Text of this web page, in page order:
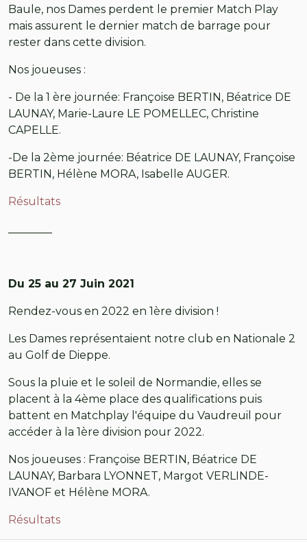
Baule, nos Dames perdent le premier Match Play
mais assurent le dernier match de barrage pour
rester dans cette division.
Nos joueuses :
- De la 1 ère journée: Françoise BERTIN, Béatrice DE
LAUNAY, Marie-Laure LE POMELLEC, Christine
CAPELLE.
-De la 2ème journée: Béatrice DE LAUNAY, Françoise
BERTIN, Hélène MORA, Isabelle AUGER.
Résultats
Du 25 au 27 Juin 2021
Rendez-vous en 2022 en 1ère division !
Les Dames représentaient notre club en Nationale 2
au Golf de Dieppe.
Sous la pluie et le soleil de Normandie, elles se
placent à la 4ème place des qualifications puis
battent en Matchplay l'équipe du Vaudreuil pour
accéder à la 1ère division pour 2022.
Nos joueuses : Françoise BERTIN, Béatrice DE
LAUNAY, Barbara LYONNET, Margot VERLINDE-
IVANOF et Hélène MORA.
Résultats